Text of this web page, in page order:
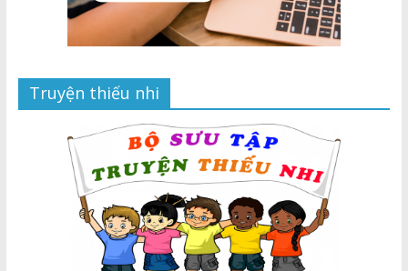
Truyện thiếu nhi